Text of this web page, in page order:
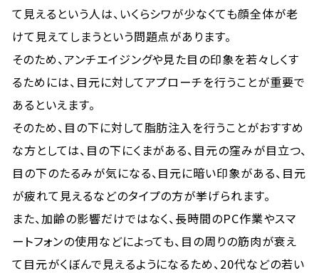
て見えるという人は、いくらシワが少なくても顔全体が老
けて見えてしまうという問題点があります。
そのため、アンチエイジングや見た目の印象を若々しくす
るためには、目元に対してアプローチを行うことが重要で
あるといえます。
そのため、目の下に対して脂肪注入を行うことがおすすめ
な方としては、目の下にくまがある、目元の窪みが目立つ、
目の下のたるみが気になる、目元に暗い印象がある、目元
が疲れて見えるなどのタイプの方が挙げられます。
また、加齢の影響だけではなく、長時間のPC作業やスマ
ートフォンの使用などによっても、目の周りの筋肉が衰え
て目元がくぼんで見えるようになるため、20代などの若い